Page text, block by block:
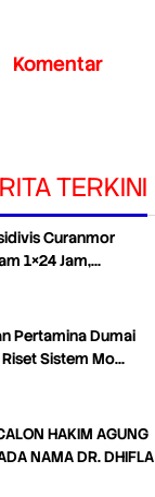
Komentar
TERKINI
Curanmor
1×24 Jam,…
Pertamina Dumai
Sistem Mo…
HAKIM AGUNG
NAMA DR. DHIFLA